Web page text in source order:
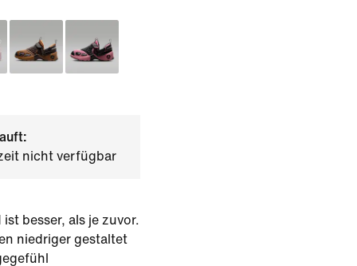
nicht verfügbar
besser, als je zuvor.
niedriger gestaltet